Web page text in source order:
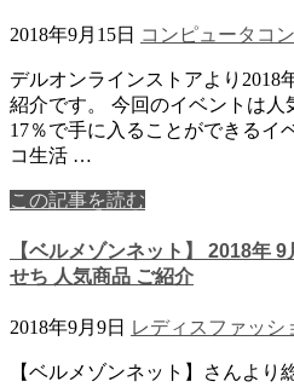
2018年9月15日 コンピュータ コ
デルオンラインストアより2018
紹介です。 今回のイベントは人
17％で手に入ることができるイ
コ生活 …
この記事を読む
【ベルメゾンネット】 2018年
せち 人気商品 ご紹介
2018年9月9日 レディスファッシ
【ベルメゾンネット】さんよ